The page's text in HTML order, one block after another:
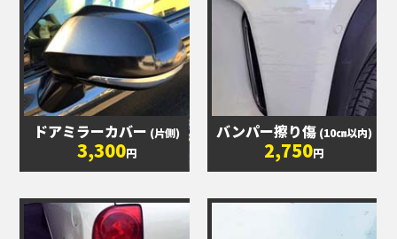
ドアミラーカバー (片側)
3,300円
バンパー擦り傷 (10㎝以内)
2,750円